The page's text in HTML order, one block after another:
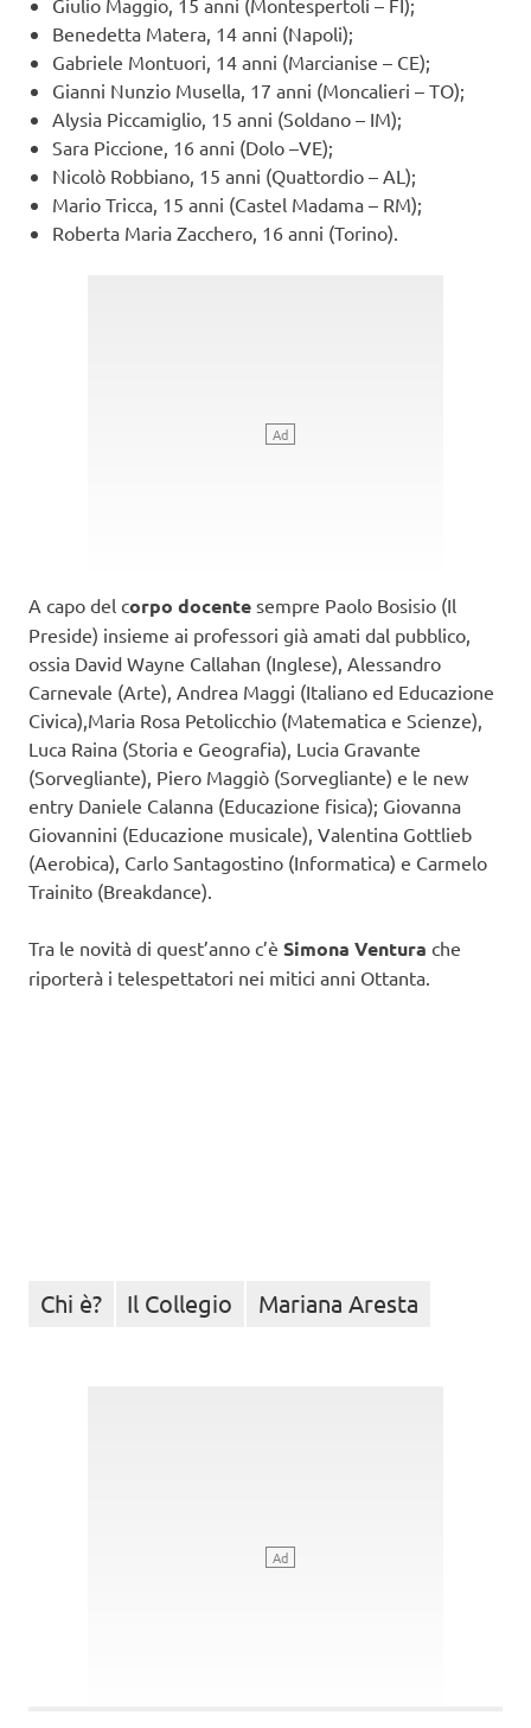
Benedetta Matera, 14 anni (Napoli);
Gabriele Montuori, 14 anni (Marcianise – CE);
Gianni Nunzio Musella, 17 anni (Moncalieri – TO);
Alysia Piccamiglio, 15 anni (Soldano – IM);
Sara Piccione, 16 anni (Dolo –VE);
Nicolò Robbiano, 15 anni (Quattordio – AL);
Mario Tricca, 15 anni (Castel Madama – RM);
Roberta Maria Zacchero, 16 anni (Torino).
A capo del corpo docente sempre Paolo Bosisio (Il
Preside) insieme ai professori già amati dal pubblico,
ossia David Wayne Callahan (Inglese), Alessandro
Carnevale (Arte), Andrea Maggi (Italiano ed Educazione
Civica),Maria Rosa Petolicchio (Matematica e Scienze),
Luca Raina (Storia e Geografia), Lucia Gravante
(Sorvegliante), Piero Maggiò (Sorvegliante) e le new
entry Daniele Calanna (Educazione fisica); Giovanna
Giovannini (Educazione musicale), Valentina Gottlieb
(Aerobica), Carlo Santagostino (Informatica) e Carmelo
Trainito (Breakdance).
Tra le novità di quest’anno c’è Simona Ventura che
riporterà i telespettatori nei mitici anni Ottanta.
Chi è? Il Collegio Mariana Aresta